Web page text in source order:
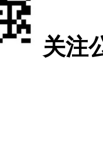
关注